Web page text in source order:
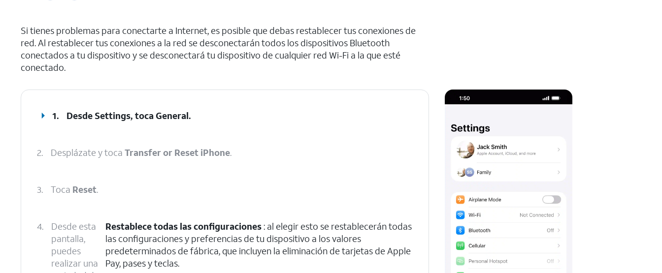
Si tienes problemas para conectarte a Internet, es posible que debas restablecer tus conexiones de
red. Al restablecer tus conexiones a la red se desconectarán todos los dispositivos Bluetooth
conectados a tu dispositivo y se desconectará tu dispositivo de cualquier red Wi-Fi a la que esté
conectado.
1. Desde Settings, tocaGeneral.
2. Desplázate y toca Transfer or Reset iPhone.
3. Toca Reset.
4.
Desde esta
pantalla,
puedes
realizar una
Restablece todas las configuraciones: al elegir esto se restablecerán todas
las configuraciones y preferencias de tu dispositivo a los valores
predeterminados de fábrica, que incluyen la eliminación de tarjetas de Apple
Pay, pases y teclas.